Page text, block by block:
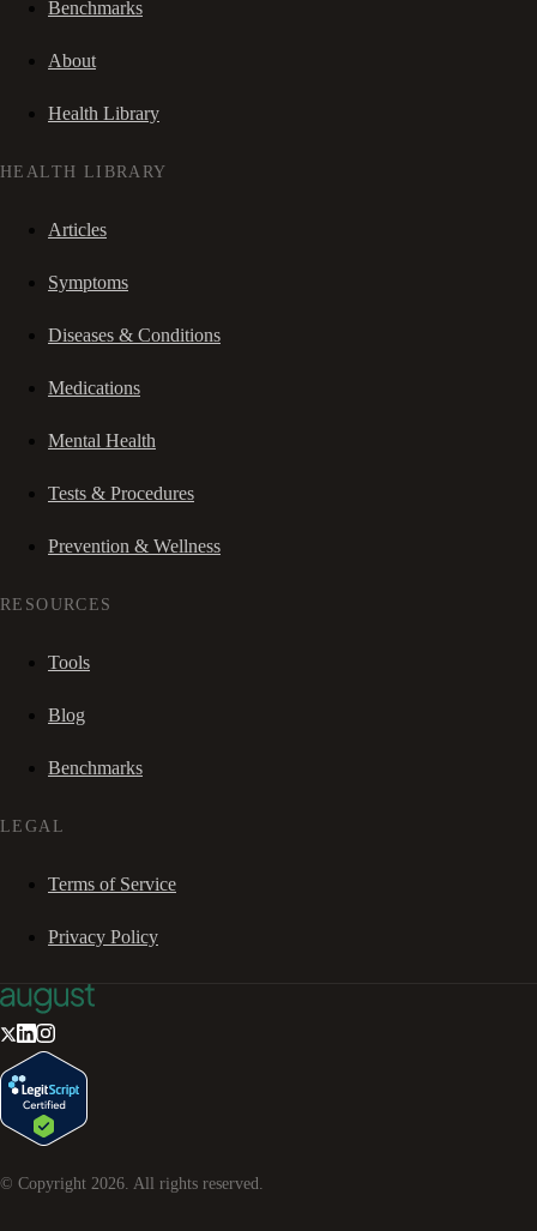
Benchmarks
About
Health Library
HEALTH LIBRARY
Articles
Symptoms
Diseases & Conditions
Medications
Mental Health
Tests & Procedures
Prevention & Wellness
RESOURCES
Tools
Blog
Benchmarks
LEGAL
Terms of Service
Privacy Policy
© Copyright 2026. All rights reserved.